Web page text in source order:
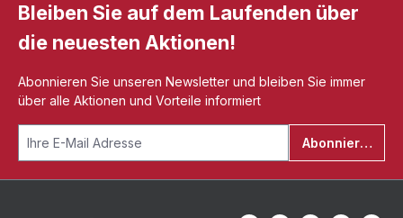
Bleiben Sie auf dem Laufenden über
die neuesten Aktionen!
Abonnieren Sie unseren Newsletter und bleiben Sie immer
über alle Aktionen und Vorteile informiert
Abonnieren